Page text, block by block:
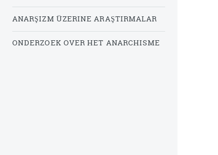
ANARŞIZM ÜZERINE ARAŞTIRMALAR
ONDERZOEK OVER HET ANARCHISME